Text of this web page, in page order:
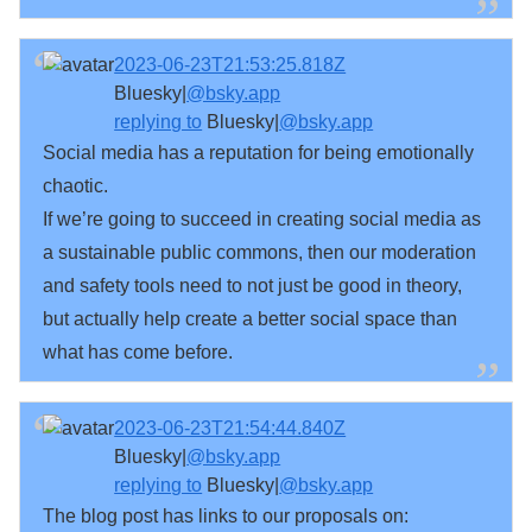
2023-06-23T21:53:25.818Z
Bluesky| @bsky.app
replying to Bluesky| @bsky.app
Social media has a reputation for being emotionally
chaotic.
If we’re going to succeed in creating social media as
a sustainable public commons, then our moderation
and safety tools need to not just be good in theory,
but actually help create a better social space than
what has come before.
2023-06-23T21:54:44.840Z
Bluesky| @bsky.app
replying to Bluesky| @bsky.app
The blog post has links to our proposals on: